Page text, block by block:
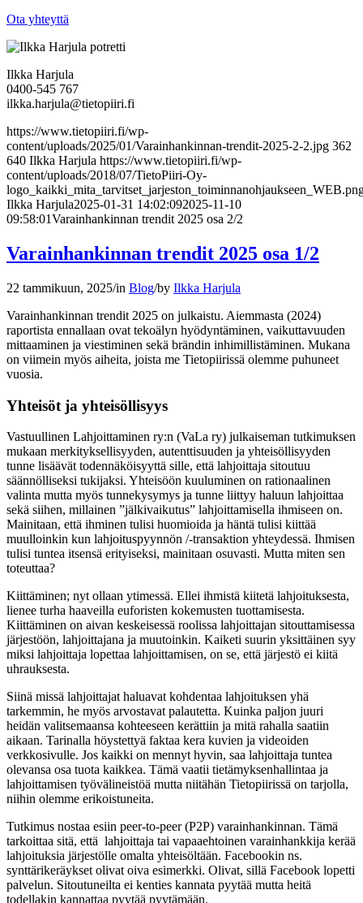
Ota yhteyttä
Ilkka Harjula
0400-545 767
ilkka.harjula@tietopiiri.fi
https://www.tietopiiri.fi/wp-
content/uploads/2025/01/Varainhankinnan-trendit-2025-2-2.jpg 362
640 Ilkka Harjula https://www.tietopiiri.fi/wp-
content/uploads/2018/07/TietoPiiri-Oy-
Ilkka Harjula2025-01-31 14:02:092025-11-10
09:58:01Varainhankinnan trendit 2025 osa 2/2
Varainhankinnan trendit 2025 osa 1/2
22 tammikuun, 2025/in Blog/by Ilkka Harjula
Varainhankinnan trendit 2025 on julkaistu. Aiemmasta (2024)
raportista ennallaan ovat tekoälyn hyödyntäminen, vaikuttavuuden
mittaaminen ja viestiminen sekä brändin inhimillistäminen. Mukana
on viimein myös aiheita, joista me Tietopiirissä olemme puhuneet
vuosia.
Yhteisöt ja yhteisöllisyys
Vastuullinen Lahjoittaminen ry:n (VaLa ry) julkaiseman tutkimuksen
mukaan merkityksellisyyden, autenttisuuden ja yhteisöllisyyden
tunne lisäävät todennäköisyyttä sille, että lahjoittaja sitoutuu
säännölliseksi tukijaksi. Yhteisöön kuuluminen on rationaalinen
valinta mutta myös tunnekysymys ja tunne liittyy haluun lahjoittaa
sekä siihen, millainen ”jälkivaikutus” lahjoittamisella ihmiseen on.
Mainitaan, että ihminen tulisi huomioida ja häntä tulisi kiittää
muulloinkin kun lahjoituspyynnön /-transaktion yhteydessä. Ihmisen
tulisi tuntea itsensä erityiseksi, mainitaan osuvasti. Mutta miten sen
toteuttaa?
Kiittäminen; nyt ollaan ytimessä. Ellei ihmistä kiitetä lahjoituksesta,
lienee turha haaveilla euforisten kokemusten tuottamisesta.
Kiittäminen on aivan keskeisessä roolissa lahjoittajan sitouttamisessa
järjestöön, lahjoittajana ja muutoinkin. Kaiketi suurin yksittäinen syy
miksi lahjoittaja lopettaa lahjoittamisen, on se, että järjestö ei kiitä
uhrauksesta.
Siinä missä lahjoittajat haluavat kohdentaa lahjoituksen yhä
tarkemmin, he myös arvostavat palautetta. Kuinka paljon juuri
heidän valitsemaansa kohteeseen kerättiin ja mitä rahalla saatiin
aikaan. Tarinalla höystettyä faktaa kera kuvien ja videoiden
verkkosivulle. Jos kaikki on mennyt hyvin, saa lahjoittaja tuntea
olevansa osa tuota kaikkea. Tämä vaatii tietämyksenhallintaa ja
lahjoittamisen työvälineistöä mutta niitähän Tietopiirissä on tarjolla,
niihin olemme erikoistuneita.
Tutkimus nostaa esiin peer-to-peer (P2P) varainhankinnan. Tämä
tarkoittaa sitä, että lahjoittaja tai vapaaehtoinen varainhankkija kerää
lahjoituksia järjestölle omalta yhteisöltään. Facebookin ns.
synttärikeräykset olivat oiva esimerkki. Olivat, sillä Facebook lopetti
palvelun. Sitoutuneilta ei kenties kannata pyytää mutta heitä
todellakin kannattaa pyytää pyytämään.